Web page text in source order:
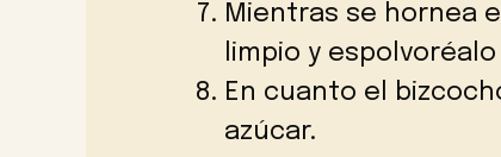
Mientras se hornea
limpio y
En cuanto el
azúcar.